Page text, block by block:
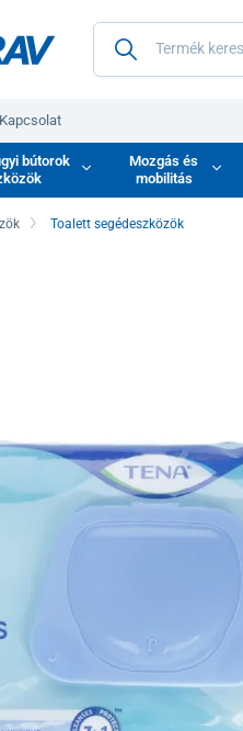
Kapcsolat
bútorok
Mozgás és
mobilitás
Toalett segédeszközök